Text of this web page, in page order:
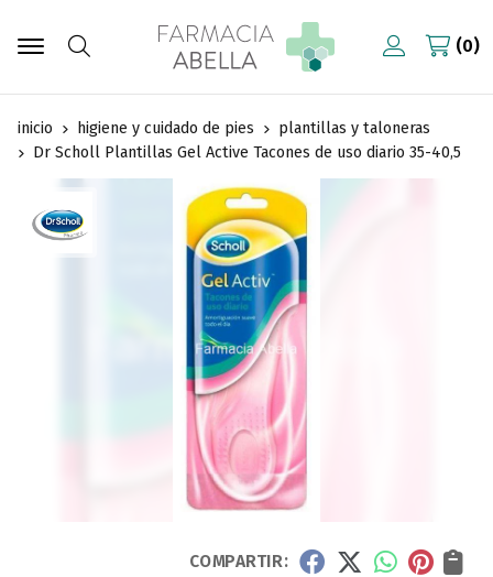
Buscar
0
inicio higiene y cuidado de pies
plantillas y taloneras
Dr Scholl Plantillas Gel Active Tacones de uso diario 35-40,5
COMPARTIR: